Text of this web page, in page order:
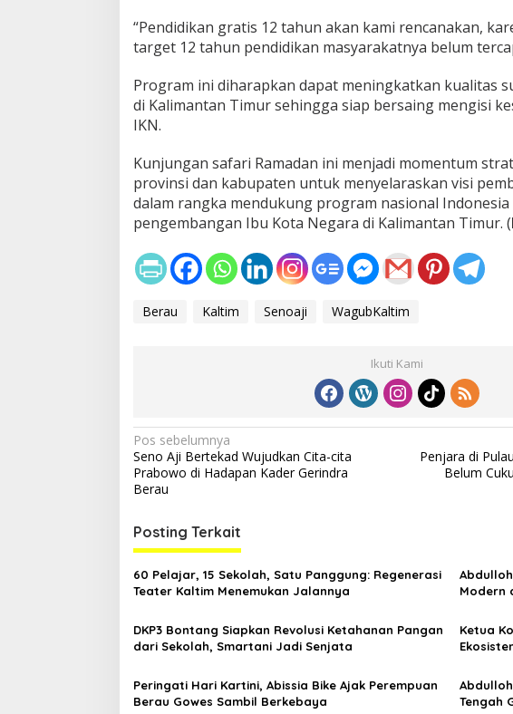
“Pendidikan gratis 12 tahun akan kami rencanakan,
target 12 tahun pendidikan masyarakatnya belum
Program ini diharapkan dapat meningkatkan kualitas
di Kalimantan Timur sehingga siap bersaing mengisi
IKN.
Kunjungan safari Ramadan ini menjadi momentum
provinsi dan kabupaten untuk menyelaraskan visi
dalam rangka mendukung program nasional Indonesia
pengembangan Ibu Kota Negara di Kalimantan Timur. (
Berau Kaltim Senoaji WagubKaltim
Ikuti Kami
N
a
v
i
g
a
s
i
p
s
Pos sebelumnya
Seno Aji Bertekad Wujudkan Cita-cita
Prabowo di Hadapan Kader Gerindra
Berau
Penjara di
Belum
Posting Terkait
60 Pelajar, 15 Sekolah, Satu Panggung: Regenerasi
Teater Kaltim Menemukan Jalannya
Modern
DKP3 Bontang Siapkan Revolusi Ketahanan Pangan
dari Sekolah, Smartani Jadi Senjata
Ketua
Peringati Hari Kartini, Abissia Bike Ajak Perempuan
Berau Gowes Sambil Berkebaya
Tengah